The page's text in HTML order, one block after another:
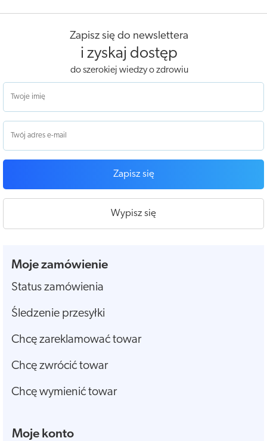
Zapisz się do newslettera
i zyskaj dostęp
do szerokiej wiedzy o zdrowiu
Zapisz się
Wypisz się
Moje zamówienie
Status zamówienia
Śledzenie przesyłki
Chcę zareklamować towar
Chcę zwrócić towar
Chcę wymienić towar
Moje konto